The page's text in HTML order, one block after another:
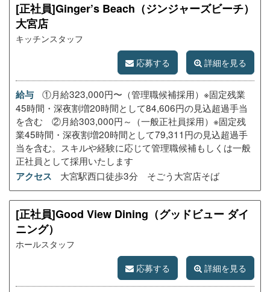
[正社員]Ginger’s Beach（ジンジャーズビーチ）
大宮店
キッチンスタッフ
応募する
詳細を見る
給与
①月給323,000円〜（管理職候補採用）※固定残業
45時間・深夜割増20時間として84,606円の見込超過手当
を含む ②月給303,000円～（一般正社員採用）※固定残
業45時間・深夜割増20時間として79,311円の見込超過手
当を含む。スキルや経験に応じて管理職候補もしくは一般
正社員として採用いたします
アクセス
大宮駅西口徒歩3分 そごう大宮店そば
[正社員]Good View Dining（グッドビュー ダイ
ニング）
ホールスタッフ
応募する
詳細を見る